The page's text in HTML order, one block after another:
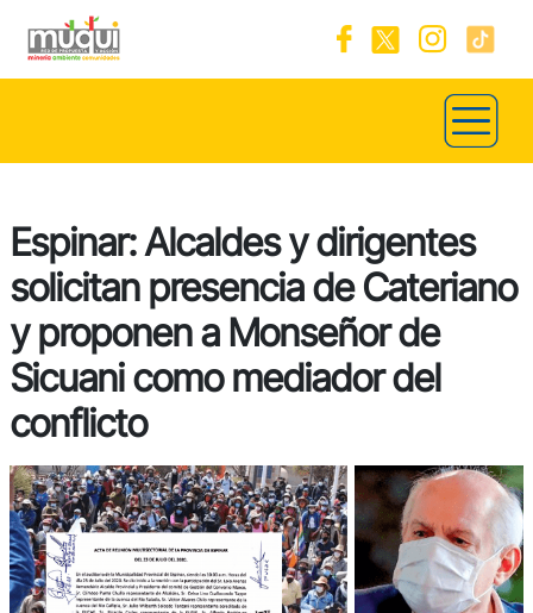
Espinar: Alcaldes y dirigentes
solicitan presencia de Cateriano
y proponen a Monseñor de
Sicuani como mediador del
conflicto